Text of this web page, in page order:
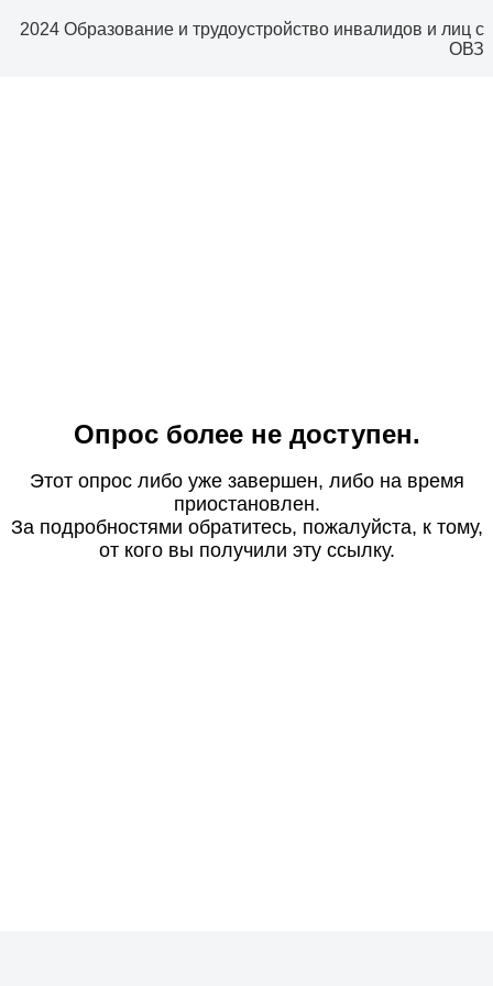
2024 Образование и трудоустройство инвалидов и лиц с
ОВЗ